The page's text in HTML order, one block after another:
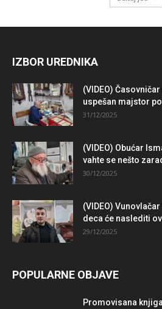
IZBOR UREDNIKA
(VIDEO)
uspešan majstor
31/12/2025
(VIDEO) Obućar
vahte se nešto
30/12/2025
(VIDEO)
deca će naslediti
29/12/2025
POPULARNE OBJAVE
Promovisana